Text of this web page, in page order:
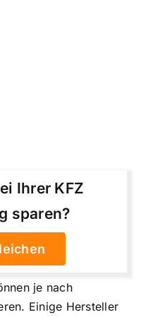
Ihrer KFZ
sparen?
je nach
Einige Hersteller